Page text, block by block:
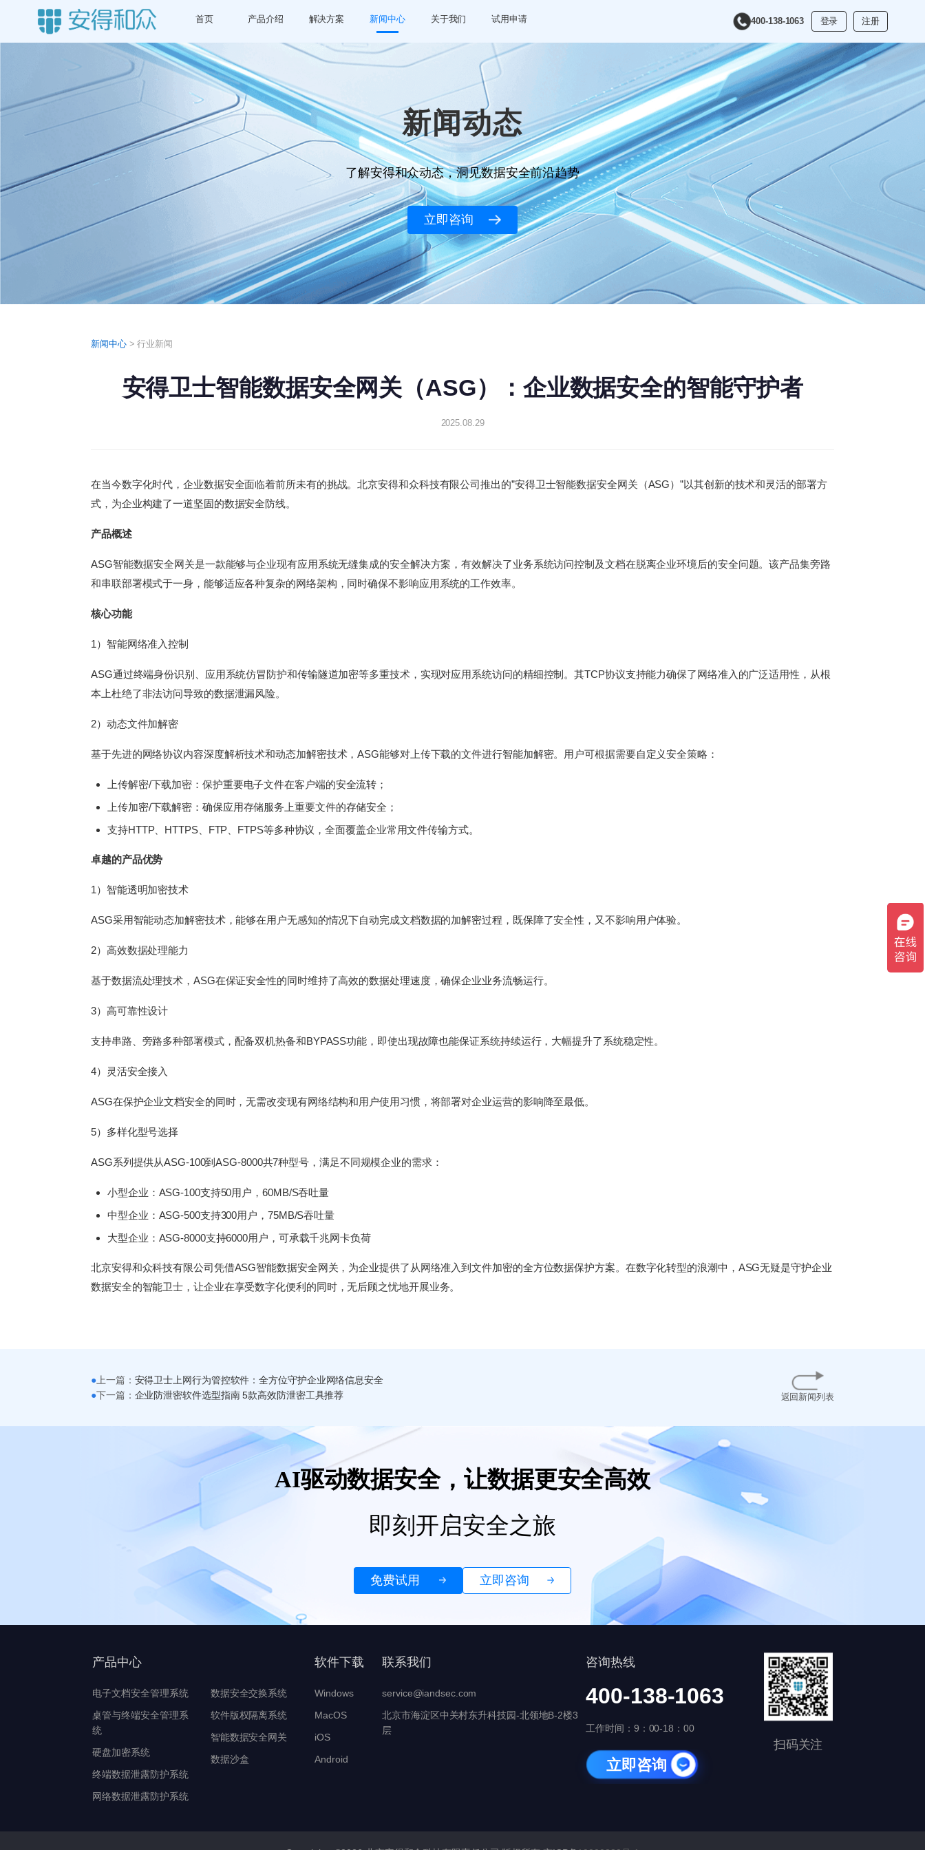
首页 产品介绍 解决方案 新闻中心 关于我们 试用申请 400-138-1063 登录 注册
新闻动态
了解安得和众动态，洞见数据安全前沿趋势
立即咨询
新闻中心>行业新闻
安得卫士智能数据安全网关（ASG）：企业数据安全的智能守护者
2025.08.29
在当今数字化时代，企业数据安全面临着前所未有的挑战。北京安得和众科技有限公司推出的”安得卫士智能数据安全网关（ASG）”以其创新的技术和灵活的部署方
式，为企业构建了一道坚固的数据安全防线。
产品概述
ASG智能数据安全网关是一款能够与企业现有应用系统无缝集成的安全解决方案，有效解决了业务系统访问控制及文档在脱离企业环境后的安全问题。该产品集旁路
和串联部署模式于一身，能够适应各种复杂的网络架构，同时确保不影响应用系统的工作效率。
核心功能
1）智能网络准入控制
ASG通过终端身份识别、应用系统仿冒防护和传输隧道加密等多重技术，实现对应用系统访问的精细控制。其TCP协议支持能力确保了网络准入的广泛适用性，从根
本上杜绝了非法访问导致的数据泄漏风险。
2）动态文件加解密
基于先进的网络协议内容深度解析技术和动态加解密技术，ASG能够对上传下载的文件进行智能加解密。用户可根据需要自定义安全策略：
上传解密/下载加密：保护重要电子文件在客户端的安全流转；
上传加密/下载解密：确保应用存储服务上重要文件的存储安全；
支持HTTP、HTTPS、FTP、FTPS等多种协议，全面覆盖企业常用文件传输方式。
卓越的产品优势
1）智能透明加密技术
ASG采用智能动态加解密技术，能够在用户无感知的情况下自动完成文档数据的加解密过程，既保障了安全性，又不影响用户体验。
2）高效数据处理能力
基于数据流处理技术，ASG在保证安全性的同时维持了高效的数据处理速度，确保企业业务流畅运行。
3）高可靠性设计
支持串路、旁路多种部署模式，配备双机热备和BYPASS功能，即使出现故障也能保证系统持续运行，大幅提升了系统稳定性。
4）灵活安全接入
ASG在保护企业文档安全的同时，无需改变现有网络结构和用户使用习惯，将部署对企业运营的影响降至最低。
5）多样化型号选择
ASG系列提供从ASG-100到ASG-8000共7种型号，满足不同规模企业的需求：
小型企业：ASG-100支持50用户，60MB/S吞吐量
中型企业：ASG-500支持300用户，75MB/S吞吐量
大型企业：ASG-8000支持6000用户，可承载千兆网卡负荷
北京安得和众科技有限公司凭借ASG智能数据安全网关，为企业提供了从网络准入到文件加密的全方位数据保护方案。在数字化转型的浪潮中，ASG无疑是守护企业
数据安全的智能卫士，让企业在享受数字化便利的同时，无后顾之忧地开展业务。
●上一篇： 安得卫士上网行为管控软件：全方位守护企业网络信息安全
●下一篇： 企业防泄密软件选型指南 5款高效防泄密工具推荐 返回新闻列表
AI驱动数据安全，让数据更安全高效
即刻开启安全之旅
免费试用 立即咨询
产品中心
电子文档安全管理系统
桌管与终端安全管理系
统
硬盘加密系统
终端数据泄露防护系统
网络数据泄露防护系统
数据安全交换系统
软件版权隔离系统
智能数据安全网关
数据沙盒
软件下载
Windows
MacOS
iOS
Android
联系我们
service@iandsec.com
北京市海淀区中关村东升科技园-北领地B-2楼3
层
咨询热线
400-138-1063
工作时间：9：00-18：00
立即咨询
扫码关注